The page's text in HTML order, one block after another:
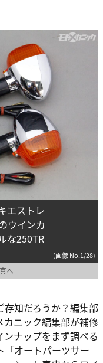
エストレ
ウインカ
な250TR
(画像 No.1/28)
へ
知だろうか？編集部
ニック編集部が補修
ナップをまず調べる
オートパーツサー